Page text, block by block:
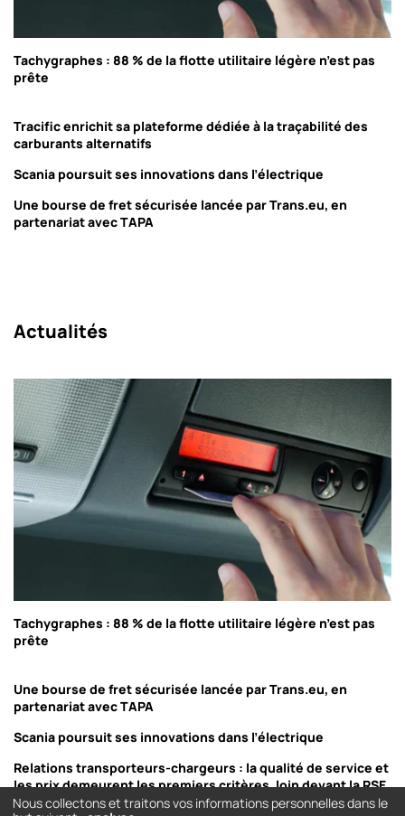
Tachygraphes : 88 % de la flotte utilitaire légère n’est pas
prête
Tracific enrichit sa plateforme dédiée à la traçabilité des
carburants alternatifs
Scania poursuit ses innovations dans l’électrique
Une bourse de fret sécurisée lancée par Trans.eu, en
partenariat avec TAPA
Actualités
Tachygraphes : 88 % de la flotte utilitaire légère n’est pas
prête
Une bourse de fret sécurisée lancée par Trans.eu, en
partenariat avec TAPA
Scania poursuit ses innovations dans l’électrique
Relations transporteurs-chargeurs : la qualité de service et
les prix demeurent les premiers critères, loin devant la RSE
Nous collectons et traitons vos informations personnelles dans le